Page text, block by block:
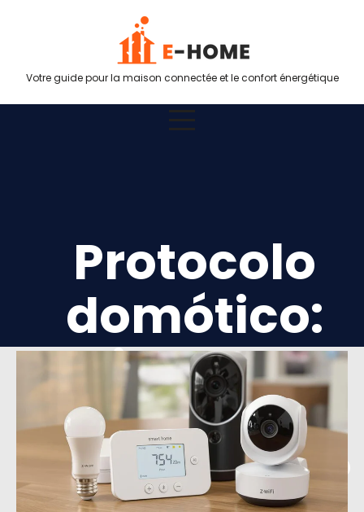
Votre guide pour la maison connectée et le confort énergétique
Protocolo
domótico:
¿Zigbee, Z-
Wave, Wi-Fi
o Bluetooth?